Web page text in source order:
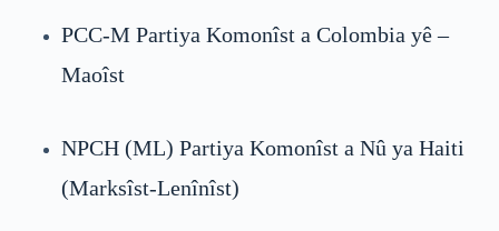
PCC-M Partiya Komonîst a Colombia yê –
Maoîst
NPCH (ML) Partiya Komonîst a Nû ya Haiti
(Marksîst-Lenînîst)